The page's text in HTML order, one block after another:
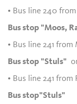
• Bus line 240
Bus stop "Moos,
• Bus line 241
Bus stop "Stuls"
• Bus line 241
Bus stop"Stuls"